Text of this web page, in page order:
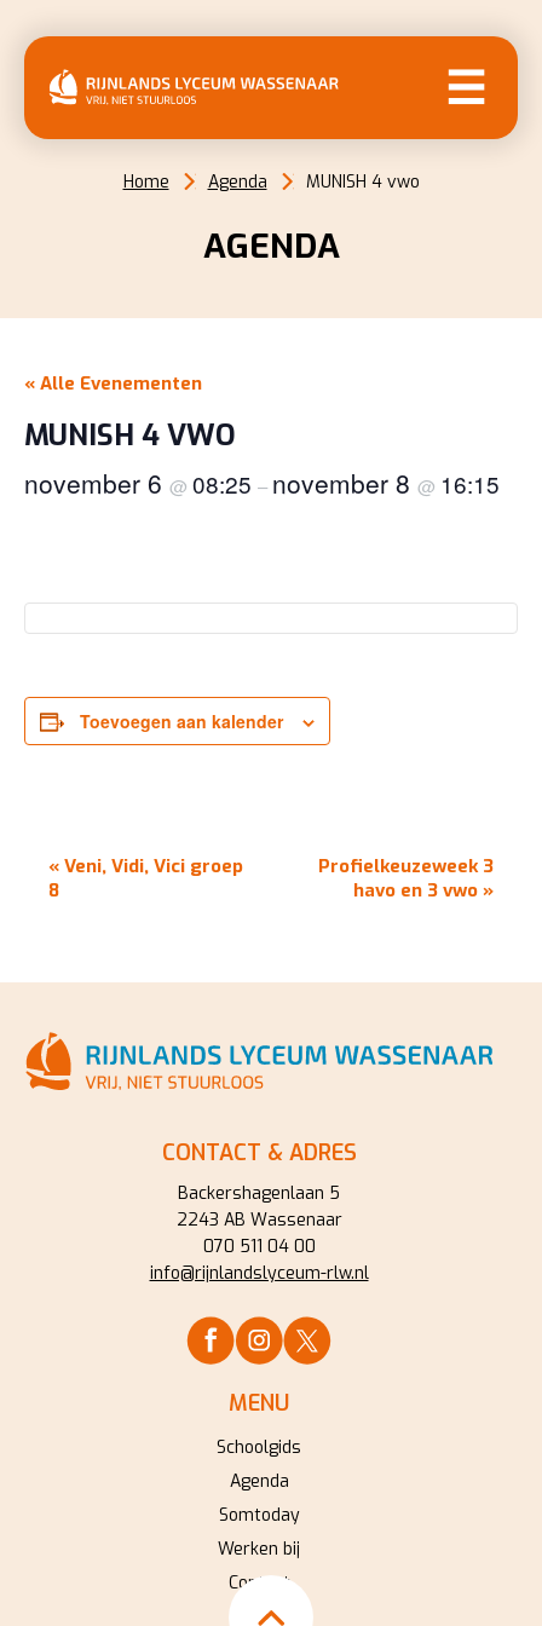
Home Agenda MUNISH 4 vwo
AGENDA
« Alle Evenementen
MUNISH 4 VWO
november 6 @ 08:25 – november 8 @ 16:15
Toevoegen aan kalender
EVENEMENT
NAVIGATIE
« Veni, Vidi, Vici groep
8
Profielkeuzeweek 3
havo en 3 vwo »
CONTACT & ADRES
Backershagenlaan 5
2243 AB Wassenaar
070 511 04 00
info@rijnlandslyceum-rlw.nl
MENU
Schoolgids
Agenda
Somtoday
Werken bij
Contact